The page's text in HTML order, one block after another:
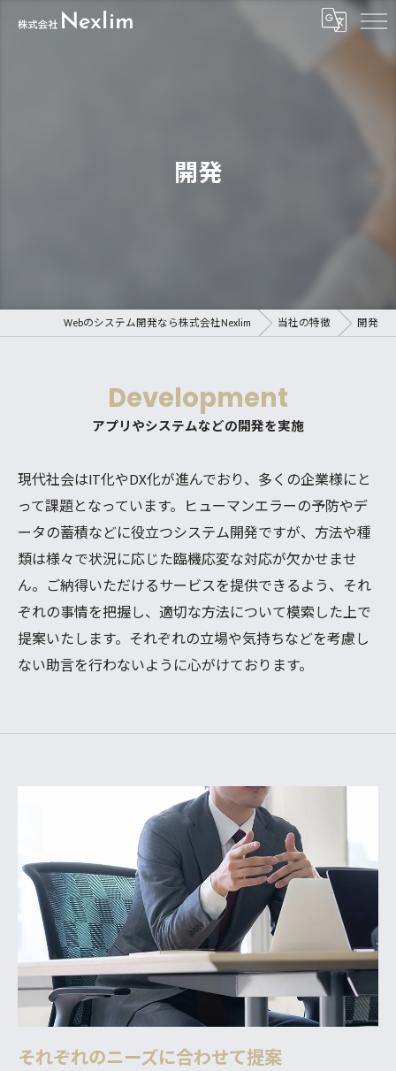
開発
Webのシステム開発なら株式会社Nexlim 当社の特徴 開発
アプリやシステムなどの開発を実施
Development
現代社会はIT化やDX化が進んでおり、多くの企業様にと
って課題となっています。ヒューマンエラーの予防やデ
ータの蓄積などに役立つシステム開発ですが、方法や種
類は様々で状況に応じた臨機応変な対応が欠かせませ
ん。ご納得いただけるサービスを提供できるよう、それ
ぞれの事情を把握し、適切な方法について模索した上で
提案いたします。それぞれの立場や気持ちなどを考慮し
ない助言を行わないように心がけております。
それぞれのニーズに合わせて提案